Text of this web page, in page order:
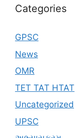
Categories
GPSC
News
OMR
TET TAT HTAT
Uncategorized
UPSC